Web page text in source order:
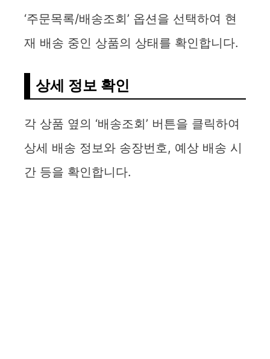
‘주문목록/배송조회’ 옵션을 선택하여 현
재 배송 중인 상품의 상태를 확인합니다.
상세 정보 확인
각 상품 옆의 ‘배송조회’ 버튼을 클릭하여
상세 배송 정보와 송장번호, 예상 배송 시
간 등을 확인합니다.